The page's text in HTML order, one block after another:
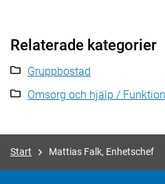
Relaterade kategorier
Gruppbostad
Omsorg och hjälp /
Start Mattias Falk, Enhetschef